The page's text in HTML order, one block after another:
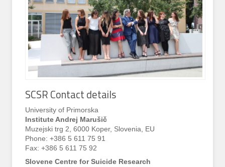
SCSR Contact details
University of Primorska
Institute Andrej Marušič
Muzejski trg 2, 6000 Koper, Slovenia, EU
Phone: +386 5 611 75 91
Fax: +386 5 611 75 92
Slovene Centre for Suicide Research